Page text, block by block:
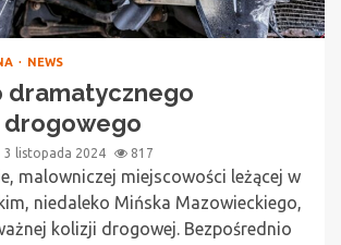
NEWS
dramatycznego
drogowego
3 listopada 2024 817
malowniczej miejscowości leżącej w
niedaleko Mińska Mazowieckiego,
kolizji drogowej. Bezpośrednio